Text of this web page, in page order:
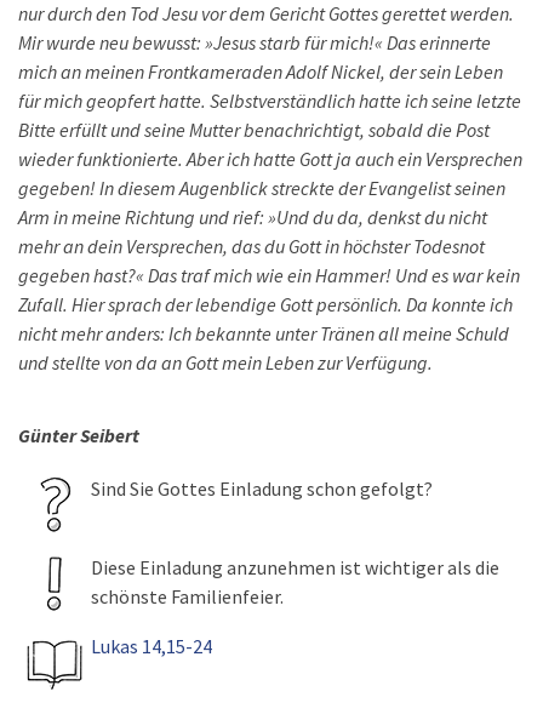
nur durch den Tod Jesu vor dem Gericht Gottes gerettet werden.
Mir wurde neu bewusst: »Jesus starb für mich!« Das erinnerte
mich an meinen Frontkameraden Adolf Nickel, der sein Leben
für mich geopfert hatte. Selbstverständlich hatte ich seine letzte
Bitte erfüllt und seine Mutter benachrichtigt, sobald die Post
wieder funktionierte. Aber ich hatte Gott ja auch ein Versprechen
gegeben! In diesem Augenblick streckte der Evangelist seinen
Arm in meine Richtung und rief: »Und du da, denkst du nicht
mehr an dein Versprechen, das du Gott in höchster Todesnot
gegeben hast?« Das traf mich wie ein Hammer! Und es war kein
Zufall. Hier sprach der lebendige Gott persönlich. Da konnte ich
nicht mehr anders: Ich bekannte unter Tränen all meine Schuld
und stellte von da an Gott mein Leben zur Verfügung.
Günter Seibert
Sind Sie Gottes Einladung schon gefolgt?
Diese Einladung anzunehmen ist wichtiger als die
schönste Familienfeier.
Lukas 14,15-24